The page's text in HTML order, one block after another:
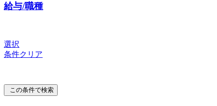
給与/職種
選択
条件クリア
この条件で検索